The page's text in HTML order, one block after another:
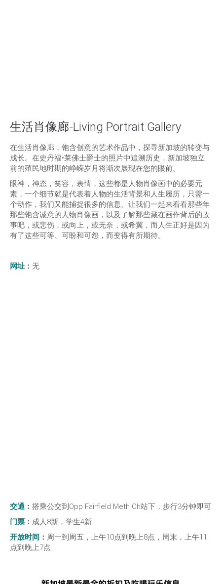
生活肖像廊-Living Portrait Gallery
在生活肖像廊，饱含创意的艺术作品中，探寻新加坡的转变与
成长。在史丹福•莱佛士爵士的照片中追溯历史，新加坡独立
前的殖民地时期的峥嵘岁月将渐次展现在您的眼前。
眼神，神态，笑容，表情，这些都是人物肖像画中的必要元
素，一个细节就是代表着人物的生活背景和人生履历，只需一
个动作，我们又能捕捉很多的信息。让我们一起来看看那些年
那些饱含诚意的人物肖像画，以及了解那些藏在画作背后的故
事吧，或悲伤，或向上，或无奈，或希冀，而人生正好是因为
有了这些可等、可盼和可怨，而变得有所期待。
网址 ： 无
交通 ： 搭乘公交到Opp Fairfield Meth Ch站下，步行3分钟即可
门票 ： 成人8新，学生4新
开放时间 ： 周一到周五，上午10点到晚上8点，周末，上午11
点到晚上7点